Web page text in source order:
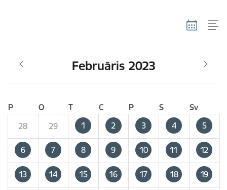
Februāris 2023
P O T C P S
Sv
28
29 1 2 3 4 5
6 7 8 9 10 11 12
13 14 15 16 17 18 19